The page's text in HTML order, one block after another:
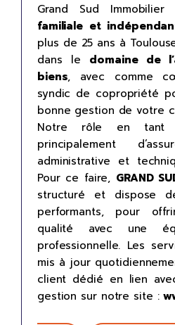
Grand Sud
familiale et
plus de 25 ans à
dans le domaine de
biens, avec comme
syndic de copropriété
bonne gestion de votre
Notre rôle en tant
principalement
administrative et
Pour ce faire, GRAND
structuré et dispose
performants, pour
qualité avec une
professionnelle. Les
mis à jour
client dédié en lien
gestion sur notre site :